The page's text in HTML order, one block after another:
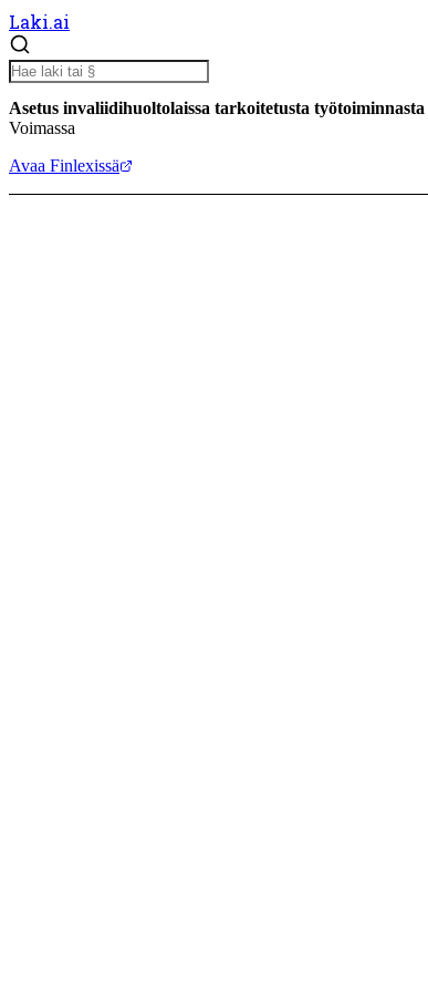
Laki.ai
Asetus invaliidihuoltolaissa tarkoitetusta työtoiminnasta
Voimassa
Avaa Finlexissä